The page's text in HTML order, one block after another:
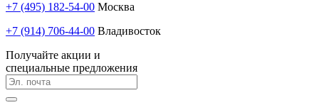
+7 (495) 182-54-00 Москва
+7 (914) 706-44-00 Владивосток
Получайте акции и
специальные предложения